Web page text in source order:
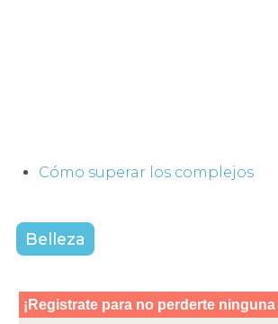
Cómo superar los complejos
Belleza